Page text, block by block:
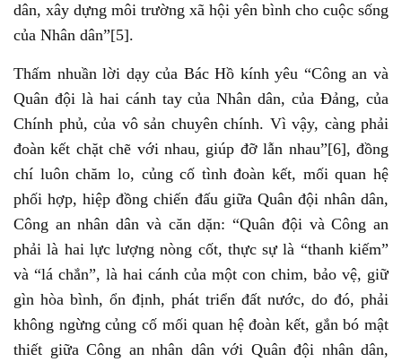
dân, xây dựng môi trường xã hội yên bình cho cuộc sống
của Nhân dân”[5].
Thấm nhuần lời dạy của Bác Hồ kính yêu “Công an và
Quân đội là hai cánh tay của Nhân dân, của Đảng, của
Chính phủ, của vô sản chuyên chính. Vì vậy, càng phải
đoàn kết chặt chẽ với nhau, giúp đỡ lẫn nhau”[6], đồng
chí luôn chăm lo, củng cố tình đoàn kết, mối quan hệ
phối hợp, hiệp đồng chiến đấu giữa Quân đội nhân dân,
Công an nhân dân và căn dặn: “Quân đội và Công an
phải là hai lực lượng nòng cốt, thực sự là “thanh kiếm”
và “lá chắn”, là hai cánh của một con chim, bảo vệ, giữ
gìn hòa bình, ổn định, phát triển đất nước, do đó, phải
không ngừng củng cố mối quan hệ đoàn kết, gắn bó mật
thiết giữa Công an nhân dân với Quân đội nhân dân,